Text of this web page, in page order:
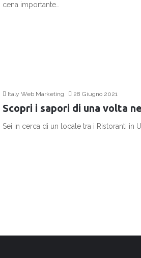
cena importante…
Italy Web Marketing 28 Giugno 2021
Scopri i sapori di una volta
Sei in cerca di un locale tra i Ristoranti in